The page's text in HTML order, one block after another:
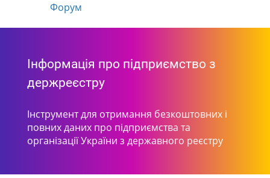
Форум
Інформація про підприємство з
держреєстру
Інструмент для отримання безкоштовних і
повних даних про підприємства та
організації України з державного реєстру